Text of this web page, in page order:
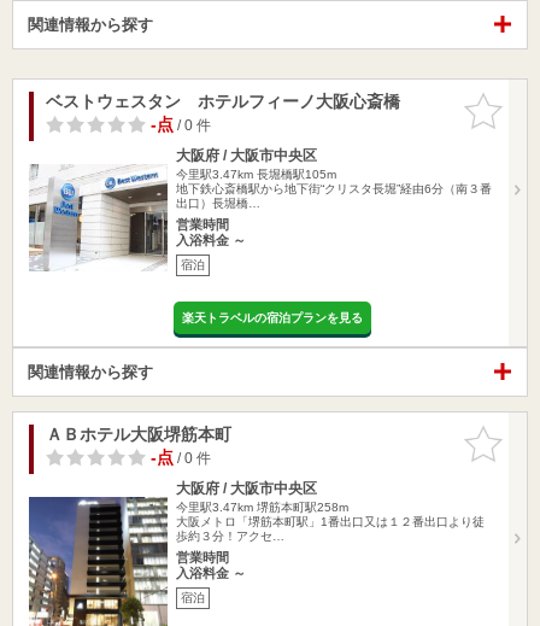
関連情報から探す
お気に入
りに追加
ベストウェスタン ホテルフィーノ大阪心斎橋
-点/ 0 件
大阪府 / 大阪市中央区
今里駅3.47km 長堀橋駅105m
地下鉄心斎橋駅から地下街“クリスタ長堀”経由6分（南３番
出口）長堀橋…
営業時間
入浴料金 ～
宿泊
楽天トラベルの宿泊プランを見る
関連情報から探す
お気に入
りに追加
ＡＢホテル大阪堺筋本町
-点/ 0 件
大阪府 / 大阪市中央区
今里駅3.47km 堺筋本町駅258m
大阪メトロ「堺筋本町駅」1番出口又は１２番出口より徒
歩約３分！アクセ…
営業時間
入浴料金 ～
宿泊